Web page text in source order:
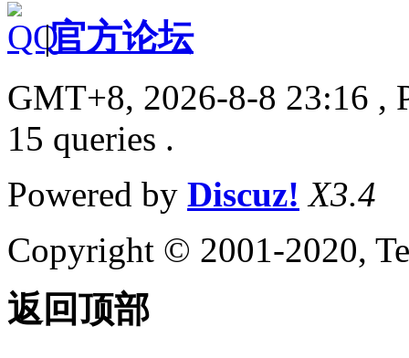
|官方论坛
GMT+8, 2026-8-8 23:16 ,
15 queries .
Powered by Discuz! X3.4
Copyright © 2001-2020,
返回顶部